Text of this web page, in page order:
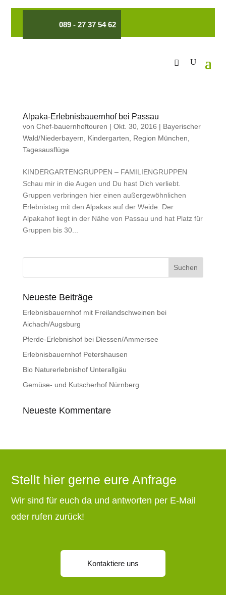
089 - 27 37 54 62
Alpaka-Erlebnisbauernhof bei Passau
von Chef-bauernhoftouren | Okt. 30, 2016 | Bayerischer
Wald/Niederbayern
Kindergarten Region München
Tagesausflüge
KINDERGARTENGRUPPEN – FAMILIENGRUPPEN
Schau mir in die Augen und Du hast Dich verliebt.
Gruppen verbringen hier einen außergewöhnlichen
Erlebnistag mit den Alpakas auf der Weide. Der
Alpakahof liegt in der Nähe von Passau und hat Platz für
Gruppen bis 30...
Neueste Beiträge
Erlebnisbauernhof mit Freilandschweinen bei
Aichach/Augsburg
Pferde-Erlebnishof bei Diessen/Ammersee
Erlebnisbauernhof Petershausen
Bio Naturerlebnishof Unterallgäu
Gemüse- und Kutscherhof Nürnberg
Neueste Kommentare
Stellt hier gerne eure Anfrage
Wir sind für euch da und antworten per E-Mail
oder rufen zurück!
Kontaktiere uns